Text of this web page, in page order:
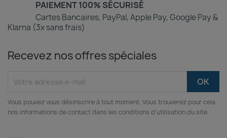
PAIEMENT 100% SÉCURISÉ
Cartes Bancaires, PayPal, Apple Pay, Google Pay &
Klarna (3x sans frais)
Recevez nos offres spéciales
Vous pouvez vous désinscrire à tout moment. Vous trouverez pour cela
nos informations de contact dans les conditions d'utilisation du site.